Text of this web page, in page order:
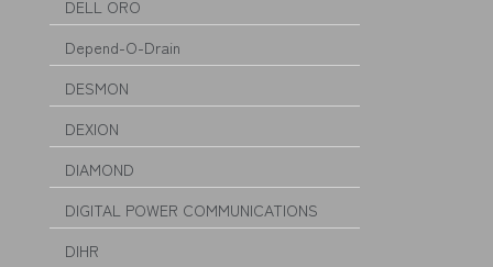
DELL ORO
Depend-O-Drain
DESMON
DEXION
DIAMOND
DIGITAL POWER COMMUNICATIONS
DIHR